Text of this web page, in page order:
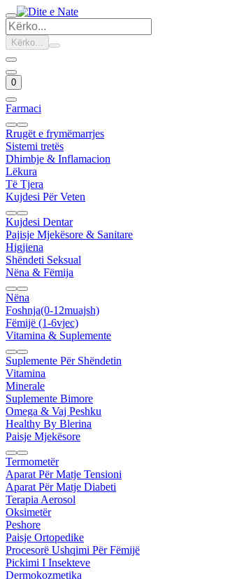
Kërko...
0
Farmaci
Rrugët e frymëmarrjes
Sistemi tretës
Dhimbje & Inflamacion
Lëkura
Të Tjera
Kujdesi Për Veten
Kujdesi Dentar
Pajisje Mjekësore & Sanitare
Higjiena
Shëndeti Seksual
Nëna & Fëmija
Nëna
Foshnja(0-12muajsh)
Fëmijë (1-6vjec)
Vitamina & Suplemente
Suplemente Për Shëndetin
Vitamina
Minerale
Suplemente Bimore
Omega & Vaj Peshku
Healthy By Blerina
Paisje Mjekësore
Termometër
Aparat Për Matje Tensioni
Aparat Për Matje Diabeti
Terapia Aerosol
Oksimetër
Peshore
Paisje Ortopedike
Procesorë Ushqimi Për Fëmijë
Pickimi I Insekteve
Dermokozmetika